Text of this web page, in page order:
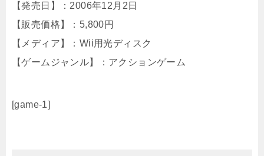
【発売日】：2006年12月2日
【販売価格】：5,800円
【メディア】：Wii用光ディスク
【ゲームジャンル】：アクションゲーム
[game-1]